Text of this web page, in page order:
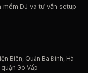
DJ và tư vấn setup
Biên, Quận Ba Đình, Hà
quận Gò Vấp